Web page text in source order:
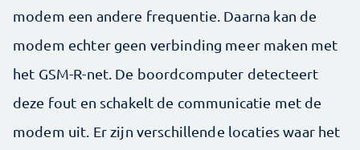
modem een andere frequentie. Daarna kan de
modem echter geen verbinding meer maken met
het GSM-R-net. De boordcomputer detecteert
deze fout en schakelt de communicatie met de
modem uit. Er zijn verschillende locaties waar het